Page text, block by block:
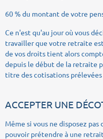
60 % du montant de votre
Ce n'est qu'au jour où vous
travailler que votre retraite
de vos droits tient alors
depuis le début de la retraite
titre des cotisations prélevées
ACCEPTER UNE
Même si vous ne disposez
pouvoir prétendre à une